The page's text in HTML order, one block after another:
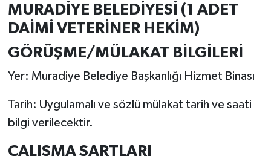
MURADİYE BELEDİYESİ (1 ADET
DAİMİ VETERİNER HEKİM)
GÖRÜŞME/MÜLAKAT BİLGİLERİ
Yer: Muradiye Belediye Başkanlığı Hizmet Binası
Tarih: Uygulamalı ve sözlü mülakat tarih ve saati
bilgi verilecektir.
ÇALIŞMA ŞARTLARI